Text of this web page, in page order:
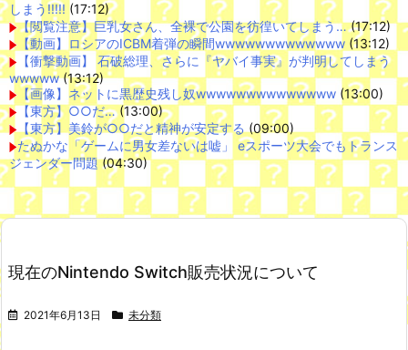
しまう!!!!! (17:12)
【閲覧注意】巨乳女さん、全裸で公園を彷徨いてしまう…(17:12)
【動画】ロシアのICBM着弾の瞬間wwwwwwwwwwwww (13:12)
【衝撃動画】 石破総理、さらに『ヤバイ事実』が判明してしまう
wwwww(13:12)
【画像】ネットに黒歴史残し奴wwwwwwwwwwwwww (13:00)
【東方】○○だ…(13:00)
【東方】美鈴が○○だと精神が安定する(09:00)
たぬかな「ゲームに男女差ないは嘘」 eスポーツ大会でもトランス
ジェンダー問題(04:30)
Powered by livedoor 相互RSS
スパロボ信者「Vチューバーとかいうチー牛向けコンテンツが入
画像♪
現在のNintendo Switch販売状況について
2021年6月13日 未分類